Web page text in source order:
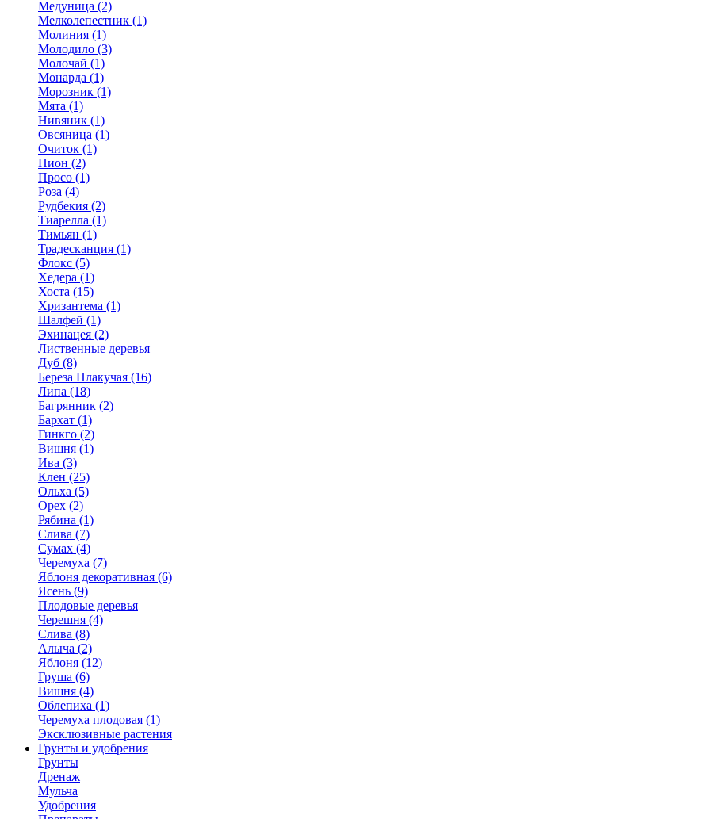
Медуница (2)
Мелколепестник (1)
Молиния (1)
Молодило (3)
Молочай (1)
Монарда (1)
Морозник (1)
Мята (1)
Нивяник (1)
Овсяница (1)
Очиток (1)
Пион (2)
Просо (1)
Роза (4)
Рудбекия (2)
Тиарелла (1)
Тимьян (1)
Традесканция (1)
Флокс (5)
Хедера (1)
Хоста (15)
Хризантема (1)
Шалфей (1)
Эхинацея (2)
Лиственные деревья
Дуб (8)
Береза Плакучая (16)
Липа (18)
Багрянник (2)
Бархат (1)
Гинкго (2)
Вишня (1)
Ива (3)
Клен (25)
Ольха (5)
Орех (2)
Рябина (1)
Слива (7)
Сумах (4)
Черемуха (7)
Яблоня декоративная (6)
Ясень (9)
Плодовые деревья
Черешня (4)
Слива (8)
Алыча (2)
Яблоня (12)
Груша (6)
Вишня (4)
Облепиха (1)
Черемуха плодовая (1)
Эксклюзивные растения
Грунты и удобрения
Грунты
Дренаж
Мульча
Удобрения